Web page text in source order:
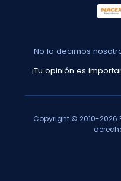
No lo decimos
¡Tu opinión es
Copyright © 2010-2026